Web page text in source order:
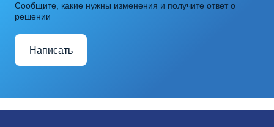
Сообщите, какие нужны изменения и получите ответ о
решении
Написать